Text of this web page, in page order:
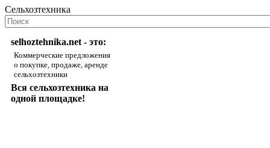
Сельхозтехника
selhoztehnika.net - это:
Коммерческие предложения
о покупке, продаже, аренде
сельхозтехники
Вся сельхозтехника на
одной площадке!